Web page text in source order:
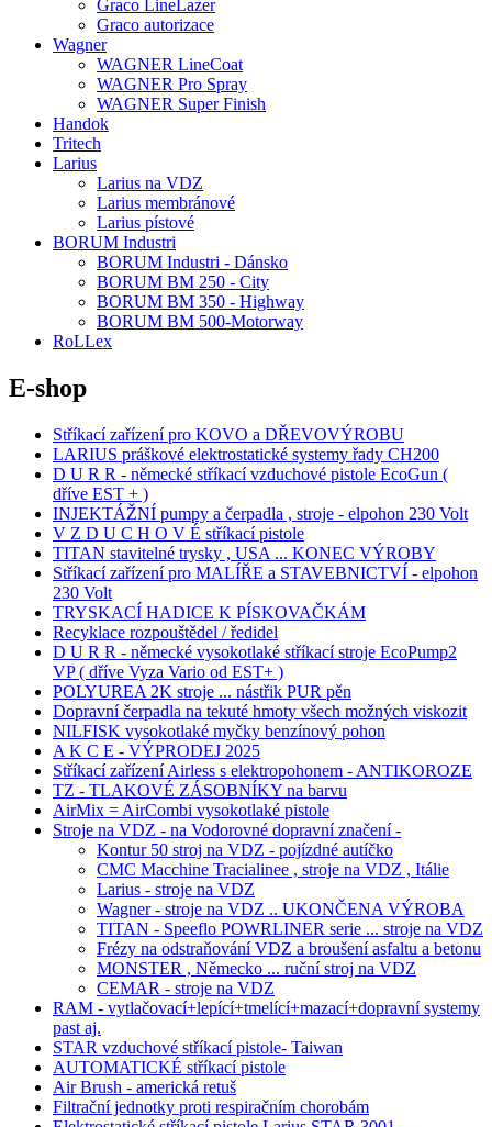
Graco LineLazer
Graco autorizace
Wagner
WAGNER LineCoat
WAGNER Pro Spray
WAGNER Super Finish
Handok
Tritech
Larius
Larius na VDZ
Larius membránové
Larius pístové
BORUM Industri
BORUM Industri - Dánsko
BORUM BM 250 - City
BORUM BM 350 - Highway
BORUM BM 500-Motorway
RoLLex
E-shop
Stříkací zařízení pro KOVO a DŘEVOVÝROBU
LARIUS práškové elektrostatické systemy řady CH200
D U R R - německé stříkací vzduchové pistole EcoGun (
dříve EST + )
INJEKTÁŽNÍ pumpy a čerpadla , stroje - elpohon 230 Volt
V Z D U C H O V É stříkací pistole
TITAN stavitelné trysky , USA ... KONEC VÝROBY
Stříkací zařízení pro MALÍŘE a STAVEBNICTVÍ - elpohon
230 Volt
TRYSKACÍ HADICE K PÍSKOVAČKÁM
Recyklace rozpouštědel / ředidel
D U R R - německé vysokotlaké stříkací stroje EcoPump2
VP ( dříve Vyza Vario od EST+ )
POLYUREA 2K stroje ... nástřik PUR pěn
Dopravní čerpadla na tekuté hmoty všech možných viskozit
NILFISK vysokotlaké myčky benzínový pohon
A K C E - VÝPRODEJ 2025
Stříkací zařízení Airless s elektropohonem - ANTIKOROZE
TZ - TLAKOVÉ ZÁSOBNÍKY na barvu
AirMix = AirCombi vysokotlaké pistole
Stroje na VDZ - na Vodorovné dopravní značení -
Kontur 50 stroj na VDZ - pojízdné autíčko
CMC Macchine Tracialinee , stroje na VDZ , Itálie
Larius - stroje na VDZ
Wagner - stroje na VDZ .. UKONČENA VÝROBA
TITAN - Speeflo POWRLINER serie ... stroje na VDZ
Frézy na odstraňování VDZ a broušení asfaltu a betonu
MONSTER , Německo ... ruční stroj na VDZ
CEMAR - stroje na VDZ
RAM - vytlačovací+lepící+tmelící+mazací+dopravní systemy
past aj.
STAR vzduchové stříkací pistole- Taiwan
AUTOMATICKÉ stříkací pistole
Air Brush - americká retuš
Filtrační jednotky proti respiračním chorobám